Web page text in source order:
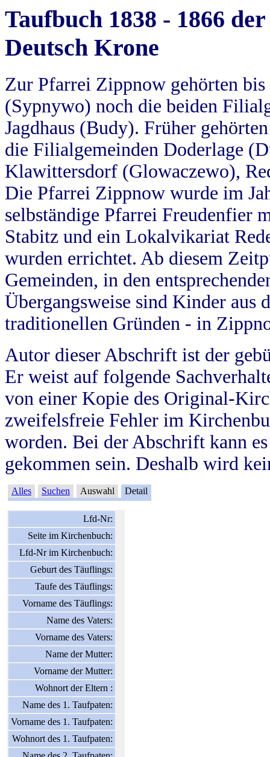
Taufbuch 1838 - 1866
Deutsch Krone
Zur Pfarrei Zippnow gehörten
(Sypnywo) noch die beiden
Jagdhaus (Budy). Früher
die Filialgemeinden Doderlage
Klawittersdorf (Glowaczewo),
Die Pfarrei Zippnow wurde im
selbständige Pfarrei Freudenfier
Stabitz und ein Lokalvikariat
wurden errichtet. Ab diesem
Gemeinden, in den
Übergangsweise sind Kinder aus
traditionellen Gründen - in
Autor dieser Abschrift ist der
Er weist auf folgende
von einer Kopie des Original-
zweifelsfreie Fehler im
worden. Bei der Abschrift kann
gekommen sein. Deshalb wird
Alles Suchen Auswahl Detail
Lfd-Nr:
Seite im Kirchenbuch:
Lfd-Nr im Kirchenbuch:
Geburt des Täuflings:
Taufe des Täuflings:
Vorname des Täuflings:
Name des Vaters:
Vorname des Vaters:
Name der Mutter:
Vorname der Mutter:
Wohnort der Eltern :
Name des 1. Taufpaten:
Vorname des 1. Taufpaten:
Wohnort des 1. Taufpaten: